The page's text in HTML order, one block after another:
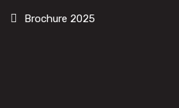
Brochure 2025